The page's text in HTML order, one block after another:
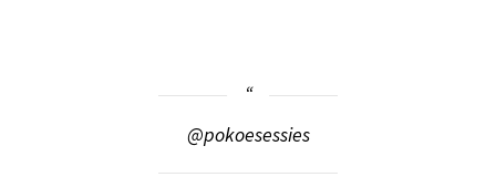
@pokoesessies